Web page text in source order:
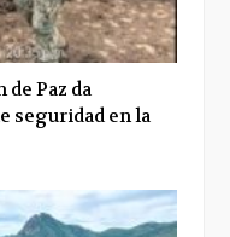
Paz da
seguridad en la